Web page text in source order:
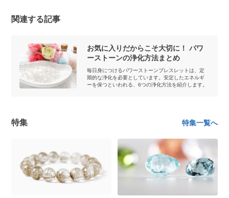
関連する記事
お気に入りだからこそ大切に！ パワ
ーストーンの浄化方法まとめ
毎日身につけるパワーストーンブレスレットは、定
期的な浄化を必要としています。安定したエネルギ
ーを保つといわれる、6つの浄化方法を紹介します。
特集 特集一覧へ